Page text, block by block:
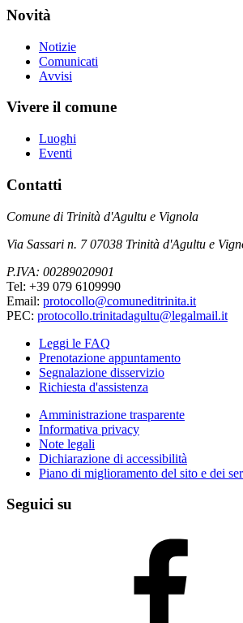
Novità
Notizie
Comunicati
Avvisi
Vivere il comune
Luoghi
Eventi
Contatti
Comune di Trinità d'Agultu e Vignola
Via Sassari n. 7 07038 Trinità d'Agultu e
P.IVA: 00289020901
Tel: +39 079 6109990
Email: protocollo@comuneditrinita.it
PEC: protocollo.trinitadagultu@legalmail.it
Leggi le FAQ
Prenotazione appuntamento
Segnalazione disservizio
Richiesta d'assistenza
Amministrazione trasparente
Informativa privacy
Note legali
Dichiarazione di accessibilità
Piano di miglioramento del sito e dei
Seguici su